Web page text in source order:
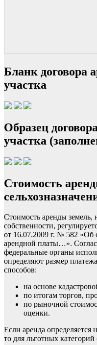
Бланк договора
участка
Образец
участка
Стоимость
Стоимость аренды земель,
собственности,
от 16.07.2009 г. № 582 «Об
арендной платы…».
федеральные органы
определяют размер
способов:
на основе
по итогам торгов,
по рыночной
оценки.
Если аренда определяется
то для льготных